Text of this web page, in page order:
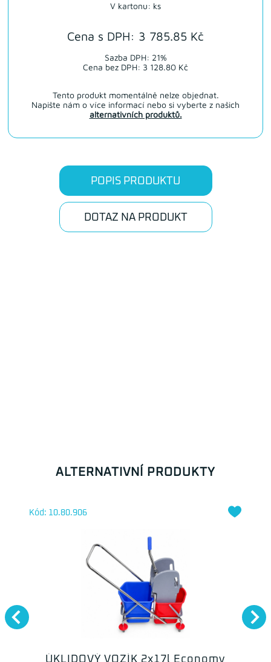
Cena s DPH: 3 785.85 Kč
Sazba DPH: 21%
Cena bez DPH: 3 128.80 Kč
V kartonu: ks
Tento produkt momentálně nelze objednat.
Napište nám o více informací nebo si vyberte z našich
alternativních produktů.
POPIS PRODUKTU
DOTAZ NA PRODUKT
ALTERNATIVNÍ PRODUKTY
ÚKLIDOVÝ VOZÍK 2x17l Economy
Kód: 10.80.906